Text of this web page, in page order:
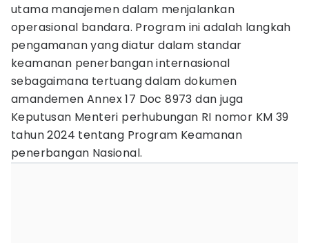
utama manajemen dalam menjalankan
operasional bandara. Program ini adalah langkah
pengamanan yang diatur dalam standar
keamanan penerbangan internasional
sebagaimana tertuang dalam dokumen
amandemen Annex 17 Doc 8973 dan juga
Keputusan Menteri perhubungan RI nomor KM 39
tahun 2024 tentang Program Keamanan
penerbangan Nasional.